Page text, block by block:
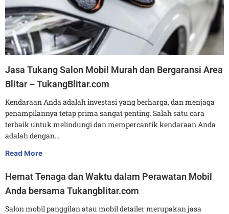
Jasa Tukang Salon Mobil Murah dan Bergaransi Area
Blitar – TukangBlitar.com
Kendaraan Anda adalah investasi yang berharga, dan menjaga
penampilannya tetap prima sangat penting. Salah satu cara
terbaik untuk melindungi dan mempercantik kendaraan Anda
adalah dengan…
Read More
Hemat Tenaga dan Waktu dalam Perawatan Mobil
Anda bersama Tukangblitar.com
Salon mobil panggilan atau mobil detailer merupakan jasa